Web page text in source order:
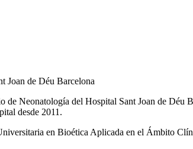
de Neonatología del Hospital Sant Joan de Déu
desde 2011.
en Bioética Aplicada en el Ámbito